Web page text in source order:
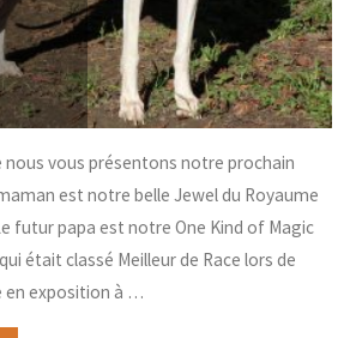
nous vous présentons notre prochain
est notre belle Jewel du Royaume
futur papa est notre One Kind of Magic
était classé Meilleur de Race lors de
en exposition à …